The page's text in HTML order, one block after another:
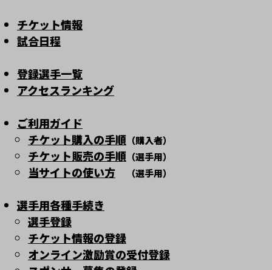
チケット情報
試合日程
登録選手一覧
アクセスランキング
ご利用ガイド
チケット購入の手順 （購入者）
チケット販売の手順 （選手用）
当サイトの使い方 （選手用）
選手用各種手続き
選手登録
チケット情報の登録
オンライン激励賞の受付登録